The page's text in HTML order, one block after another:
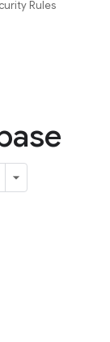
Rules